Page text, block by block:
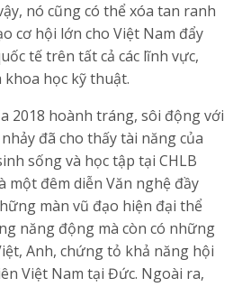
nó cũng có thể xóa tan ranh
cơ hội lớn cho Việt Nam đẩy
tế trên tất cả các lĩnh vực,
khoa học kỹ thuật.
2018 hoành tráng, sôi động với
đã cho thấy tài năng của
sống và học tập tại CHLB
một đêm diễn Văn nghệ đầy
màn vũ đạo hiện đại thể
năng động mà còn có những
Anh, chứng tỏ khả năng hội
Việt Nam tại Đức. Ngoài ra,